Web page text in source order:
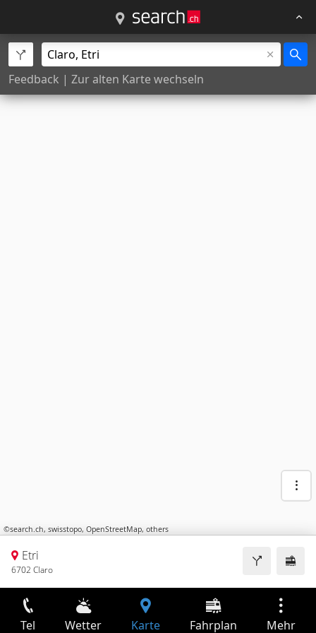
Feedback | Zur alten Karte wechseln
©search.ch, swisstopo, OpenStreetMap, others
Etri
6702 Claro
Tel Wetter Karte Fahrplan Mehr